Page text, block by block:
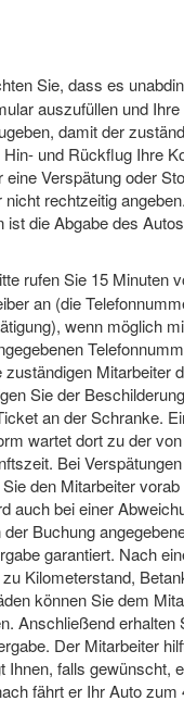
Sie, dass es
auszufüllen und
damit der
und Rückflug Ihre
eine Verspätung oder
nicht rechtzeitig
ist die Abgabe des
rufen Sie 15 Minuten
an (die
wenn möglich
zuständigen Mitarbeiter
Sie der
an der Schranke.
wartet dort zu der
Bei
den Mitarbeiter
auch bei einer
Buchung
garantiert. Nach
Kilometerstand,
können Sie dem
Anschließend erhalten
Der Mitarbeiter
Ihnen, falls gewünscht,
fährt er Ihr Auto zum